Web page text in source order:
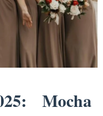
Mocha